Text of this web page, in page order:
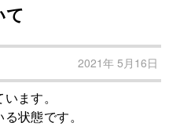
て
2021年 5月16日
ます。
状態です。